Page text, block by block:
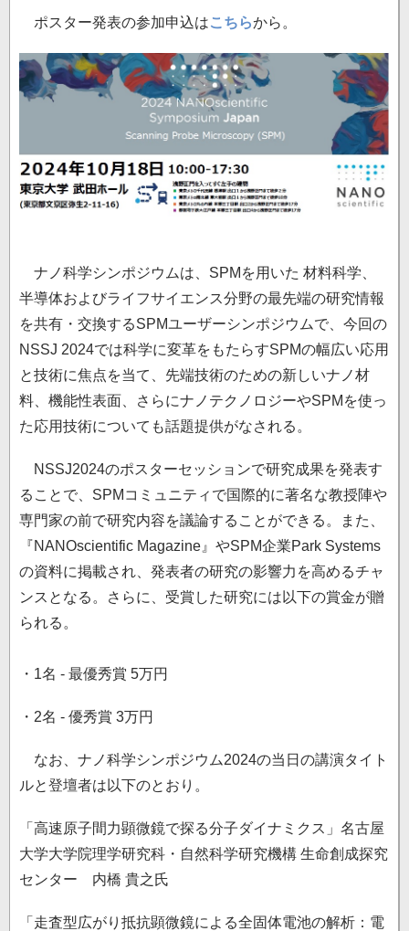
ポスター発表の参加申込はこちらから。
ナノ科学シンポジウムは、SPMを用いた 材料科学、
半導体およびライフサイエンス分野の最先端の研究情報
を共有・交換するSPMユーザーシンポジウムで、今回の
NSSJ 2024では科学に変革をもたらすSPMの幅広い応用
と技術に焦点を当て、先端技術のための新しいナノ材
料、機能性表面、さらにナノテクノロジーやSPMを使っ
た応用技術についても話題提供がなされる。
NSSJ2024のポスターセッションで研究成果を発表す
ることで、SPMコミュニティで国際的に著名な教授陣や
専門家の前で研究内容を議論することができる。また、
『NANOscientific Magazine』やSPM企業Park Systems
の資料に掲載され、発表者の研究の影響力を高めるチャ
ンスとなる。さらに、受賞した研究には以下の賞金が贈
られる。
・1名 - 最優秀賞 5万円
・2名 - 優秀賞 3万円
なお、ナノ科学シンポジウム2024の当日の講演タイト
ルと登壇者は以下のとおり。
「高速原子間力顕微鏡で探る分子ダイナミクス」名古屋
大学大学院理学研究科・自然科学研究機構 生命創成探究
センター 内橋 貴之氏
「走査型広がり抵抗顕微鏡による全固体電池の解析：電